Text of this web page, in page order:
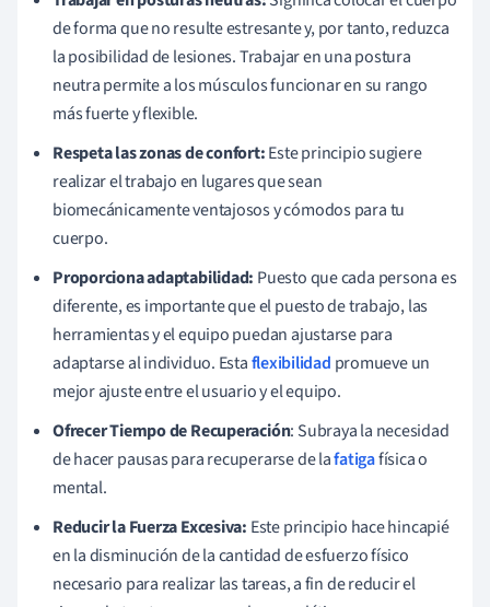
de forma que no resulte estresante y, por tanto, reduzca
la posibilidad de lesiones. Trabajar en una postura
neutra permite a los músculos funcionar en su rango
más fuerte y flexible.
Respeta las zonas de confort:Este principio sugiere
realizar el trabajo en lugares que sean
biomecánicamente ventajosos y cómodos para tu
cuerpo.
Proporciona adaptabilidad: Puesto que cada persona es
diferente, es importante que el puesto de trabajo, las
herramientas y el equipo puedan ajustarse para
adaptarse al individuo. Estaflexibilidad promueve un
mejor ajuste entre el usuario y el equipo.
Ofrecer Tiempo de Recuperación: Subraya la necesidad
de hacer pausas para recuperarse de lafatigafísica o
mental.
Reducir la Fuerza Excesiva: Este principio hace hincapié
en la disminución de la cantidad de esfuerzo físico
necesario para realizar las tareas, a fin de reducir el